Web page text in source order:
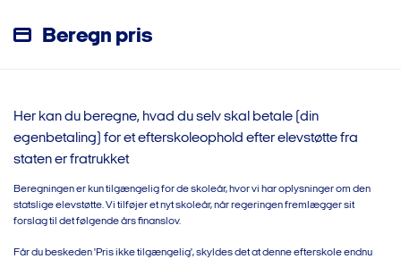
Beregn pris
Her kan du beregne, hvad du selv skal betale (din
egenbetaling) for et efterskoleophold efter elevstøtte fra
staten er fratrukket
Beregningen er kun tilgængelig for de skoleår, hvor vi har oplysninger om den
statslige elevstøtte. Vi tilføjer et nyt skoleår, når regeringen fremlægger sit
forslag til det følgende års finanslov.
Får du beskeden 'Pris ikke tilgængelig', skyldes det at denne efterskole endnu